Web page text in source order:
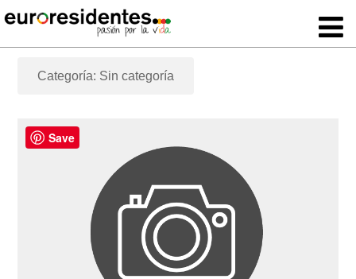
Categoría: Sin categoría
Save